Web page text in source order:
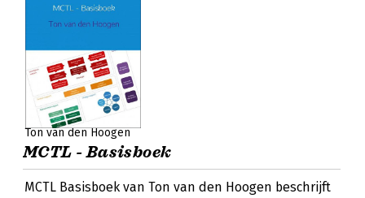
Ton van den Hoogen
MCTL - Basisboek
MCTL Basisboek van Ton van den Hoogen beschrijft